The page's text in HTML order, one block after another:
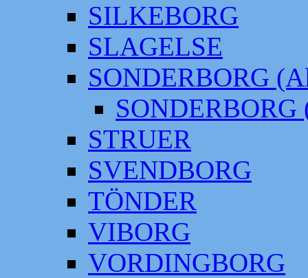
SILKEBORG
SLAGELSE
SONDERBORG
SONDERBORG
STRUER
SVENDBORG
TÖNDER
VIBORG
VORDINGBORG